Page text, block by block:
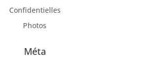
Confidentielles
Photos
Méta